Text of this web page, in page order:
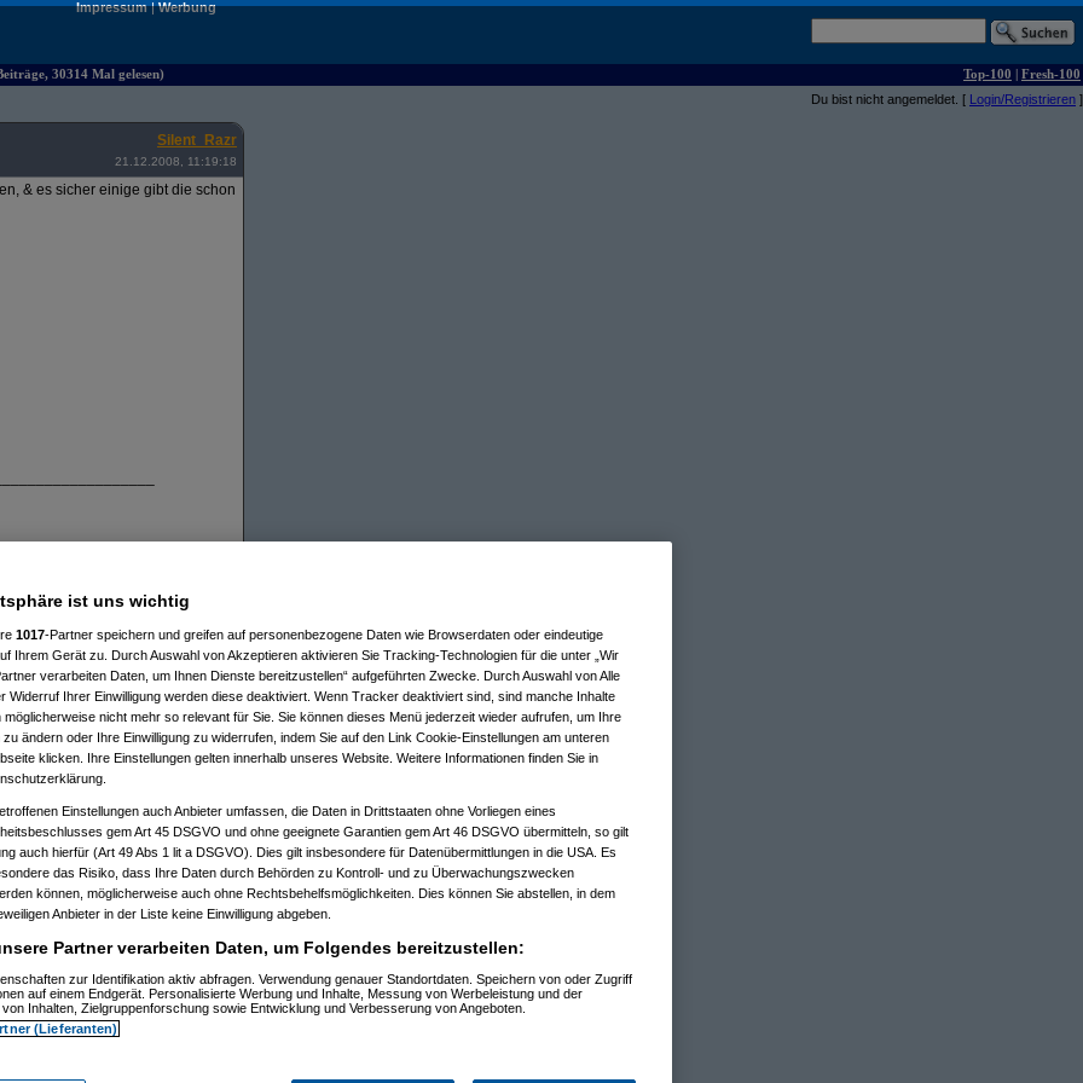
Impressum|Werbung
30314 Mal gelesen) Top-100 | Fresh-100
Du bist nicht angemeldet. [ Login/Registrieren ]
Silent_Razr
21.12.2008, 11:19:18
& es sicher einige gibt die schon
11:32:52)
11:35:10)
12:40:07)
21.12.2008, 12:43:46)
12:46:42)
21.12.2008, 12:48:51)
am 21.12.2008, 15:29:14)
am 21.12.2008, 12:49:41)
am 21.12.2008, 12:59:58)
am 22.12.2008, 19:52:16)
am 22.12.2008, 20:38:25)
am 22.12.2008, 20:56:19)
am 22.12.2008, 21:01:14)
am 22.12.2008, 21:06:19)
am 22.12.2008, 21:26:38)
ist uns wichtig
1017-Partner speichern und greifen auf personenbezogene Daten wie Browserdaten oder eindeutige
Ihrem Gerät zu. Durch Auswahl von Akzeptieren aktivieren Sie Tracking-Technologien für die unter „Wir
verarbeiten Daten, um Ihnen Dienste bereitzustellen“ aufgeführten Zwecke. Durch Auswahl von Alle
Widerruf Ihrer Einwilligung werden diese deaktiviert. Wenn Tracker deaktiviert sind, sind manche Inhalte
möglicherweise nicht mehr so relevant für Sie. Sie können dieses Menü jederzeit wieder aufrufen, um Ihre
zu ändern oder Ihre Einwilligung zu widerrufen, indem Sie auf den Link Cookie-Einstellungen am unteren
klicken. Ihre Einstellungen gelten innerhalb unseres Website. Weitere Informationen finden Sie in
Einstellungen auch Anbieter umfassen, die Daten in Drittstaaten ohne Vorliegen eines
gem Art 45 DSGVO und ohne geeignete Garantien gem Art 46 DSGVO übermitteln, so gilt
auch hierfür (Art 49 Abs 1 lit a DSGVO). Dies gilt insbesondere für Datenübermittlungen in die USA. Es
das Risiko, dass Ihre Daten durch Behörden zu Kontroll- und zu Überwachungszwecken
können, möglicherweise auch ohne Rechtsbehelfsmöglichkeiten. Dies können Sie abstellen, in dem
Anbieter in der Liste keine Einwilligung abgeben.
Partner verarbeiten Daten, um Folgendes bereitzustellen:
zur Identifikation aktiv abfragen. Verwendung genauer Standortdaten. Speichern von oder Zugriff
auf einem Endgerät. Personalisierte Werbung und Inhalte, Messung von Werbeleistung und der
Inhalten, Zielgruppenforschung sowie Entwicklung und Verbesserung von Angeboten.
(Lieferanten)